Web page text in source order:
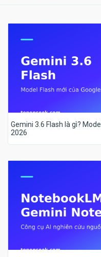
Gemini 3.6 Flash là gì?
2026